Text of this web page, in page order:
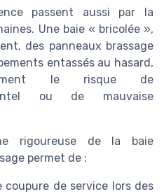
passent aussi par la
Une baie « bricolée »,
des panneaux brassage
entassés au hasard,
le risque de
ou de mauvaise
rigoureuse de la baie
permet de :
coupure de service lors des